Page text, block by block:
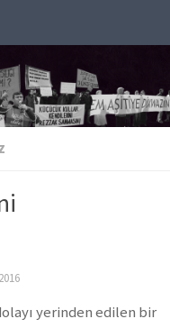
yerinden edilen bir